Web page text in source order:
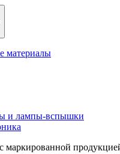
материалы
и лампы-вспышки
маркированной